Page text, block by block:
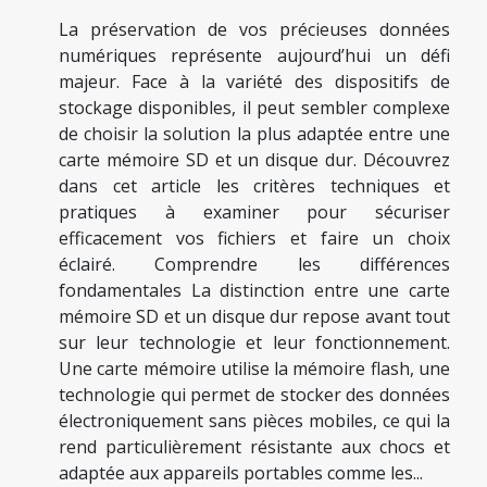
La préservation de vos précieuses données
numériques représente aujourd’hui un défi
majeur. Face à la variété des dispositifs de
stockage disponibles, il peut sembler complexe
de choisir la solution la plus adaptée entre une
carte mémoire SD et un disque dur. Découvrez
dans cet article les critères techniques et
pratiques à examiner pour sécuriser
efficacement vos fichiers et faire un choix
éclairé. Comprendre les différences
fondamentales La distinction entre une carte
mémoire SD et un disque dur repose avant tout
sur leur technologie et leur fonctionnement.
Une carte mémoire utilise la mémoire flash, une
technologie qui permet de stocker des données
électroniquement sans pièces mobiles, ce qui la
rend particulièrement résistante aux chocs et
adaptée aux appareils portables comme les...